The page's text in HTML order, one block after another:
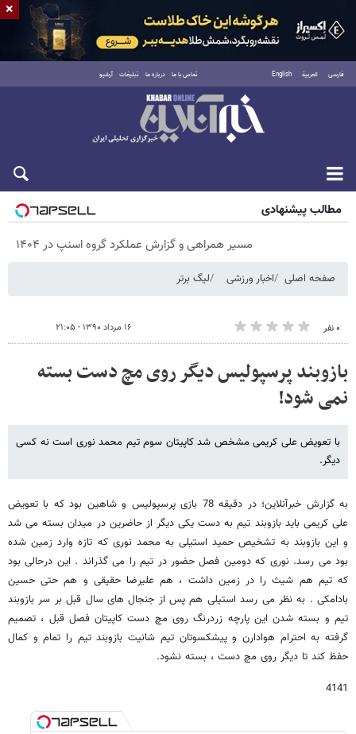
فارسی العربية English تماس با ما درباره ما تبلیغات آرشیو
شنبه ۱۷ مرداد ۱۴۰۵
مطالب پیشنهادی
مسیر همراهی و گزارش عملکرد گروه اسنپ در ۱۴۰۴
صفحه اصلی اخبار ورزشی لیگ برتر
۰ نفر ۱۶ مرداد ۱۳۹۰ - ۲۱:۰۵
بازوبند پرسپولیس دیگر روی مچ دست بسته
نمی شود!
با تعویض علی کریمی مشخص شد کاپیتان سوم تیم محمد نوری است نه کسی
دیگر.
به گزارش خبرآنلاین؛ در دقیقه 78 بازی پرسپولیس و شاهین بود که با تعویض
علی کریمی باید بازوبند تیم به دست یکی دیگر از حاضرین در میدان بسته می شد
و این بازوبند به تشخیص حمید استیلی به محمد نوری که تازه وارد زمین شده
بود می رسد. نوری که دومین فصل حضور در تیم را می گذراند . این درحالی بود
که تیم هم شیث را در زمین داشت ، هم علیرضا حقیقی و هم حتی حسین
بادامکی . به نظر می رسد استیلی هم پس از جنجال های سال قبل بر سر بازوبند
تیم و بسته شدن این پارچه زردرنگ روی مچ دست کاپیتان فصل قبل ، تصمیم
گرفته به احترام هوادارن و پیشکسوتان تیم شانیت بازوبند تیم را تمام و کمال
حفظ کند تا دیگر روی مچ دست ، بسته نشود.
4141
×